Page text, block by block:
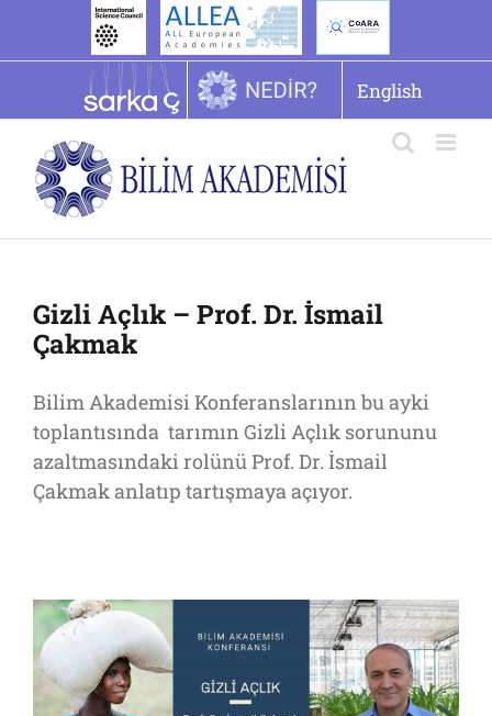
English
Gizli Açlık – Prof. Dr. İsmail
Çakmak
Bilim Akademisi Konferanslarının bu ayki
toplantısında tarımın Gizli Açlık sorununu
azaltmasındaki rolünü Prof. Dr. İsmail
Çakmak anlatıp tartışmaya açıyor.